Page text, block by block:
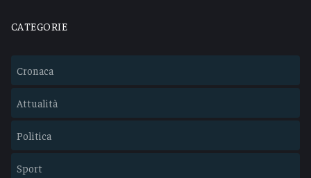
CATEGORIE
Cronaca
Attualità
Politica
Sport